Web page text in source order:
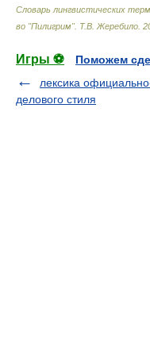
Словарь лингвистических
во "Пилигрим". Т.В. Жеребило
Игры ⚽
Поможем
лексика
делового стиля